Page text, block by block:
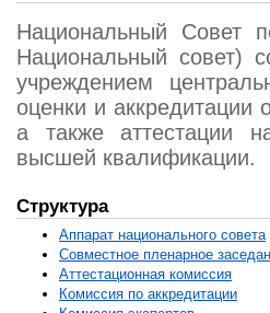
Национальный Совет
Национальный совет)
учреждением
оценки и аккредитации
а также аттестации
высшей квалификации.
Структура
Аппарат национального совета
Совместное пленарное
Аттестационная комисcия
Комиссия по аккредитации